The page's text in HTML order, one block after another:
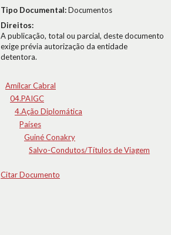
Tipo Documental:Documentos
Direitos:
A publicação, total ou parcial, deste documento
exige prévia autorização da entidade
detentora.
Amílcar Cabral
04.PAIGC
4.Ação Diplomática
Países
Guiné Conakry
Salvo-Condutos/Títulos de Viagem
Citar Documento